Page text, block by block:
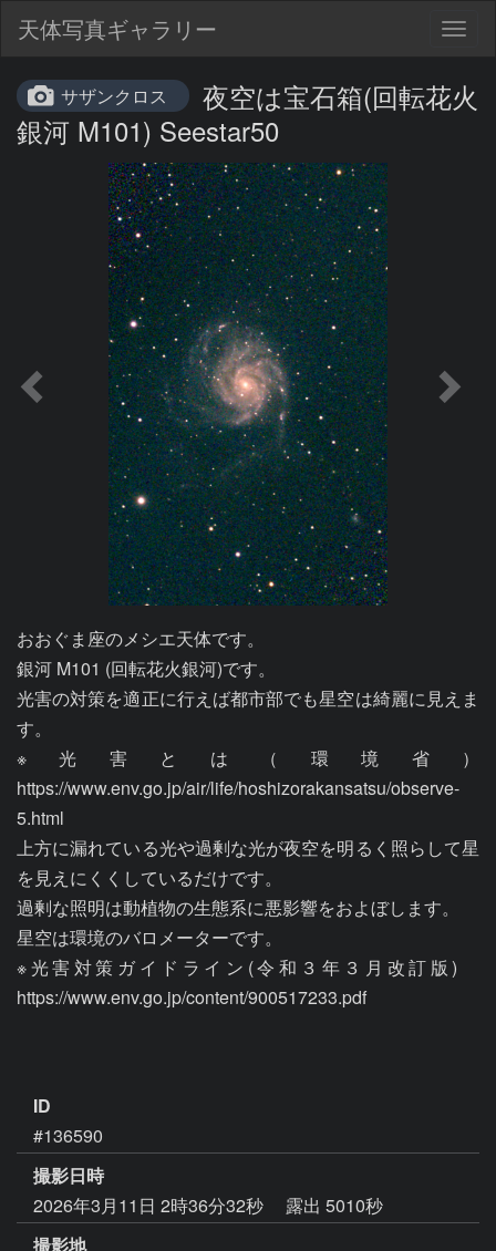
天体写真ギャラリー
サザンクロス
夜空は宝石箱(回転花火
銀河 M101) Seestar50
おおぐま座のメシエ天体です。
銀河 M101 (回転花火銀河)です。
光害の対策を適正に行えば都市部でも星空は綺麗に見えま
す。
※光害とは（環境省）
https://www.env.go.jp/air/life/hoshizorakansatsu/observe-
5.html
上方に漏れている光や過剰な光が夜空を明るく照らして星
を見えにくくしているだけです。
過剰な照明は動植物の生態系に悪影響をおよぼします。
星空は環境のバロメーターです。
※光害対策ガイドライン(令和３年３月改訂版)
https://www.env.go.jp/content/900517233.pdf
ID
#136590
撮影日時
2026年3月11日 2時36分32秒
露出 5010秒
撮影地